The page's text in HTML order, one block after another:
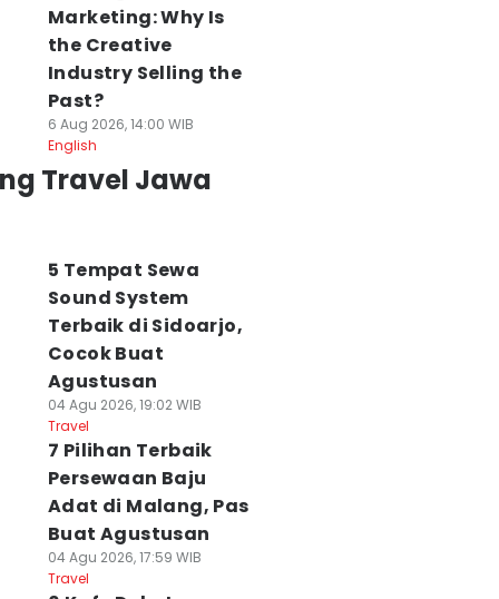
Marketing: Why Is
the Creative
Industry Selling the
Past?
6 Aug 2026, 14:00 WIB
English
Travel Jawa
5 Tempat Sewa
Sound System
Terbaik di Sidoarjo,
Cocok Buat
Agustusan
04 Agu 2026, 19:02 WIB
Travel
7 Pilihan Terbaik
Persewaan Baju
Adat di Malang, Pas
Buat Agustusan
04 Agu 2026, 17:59 WIB
Travel